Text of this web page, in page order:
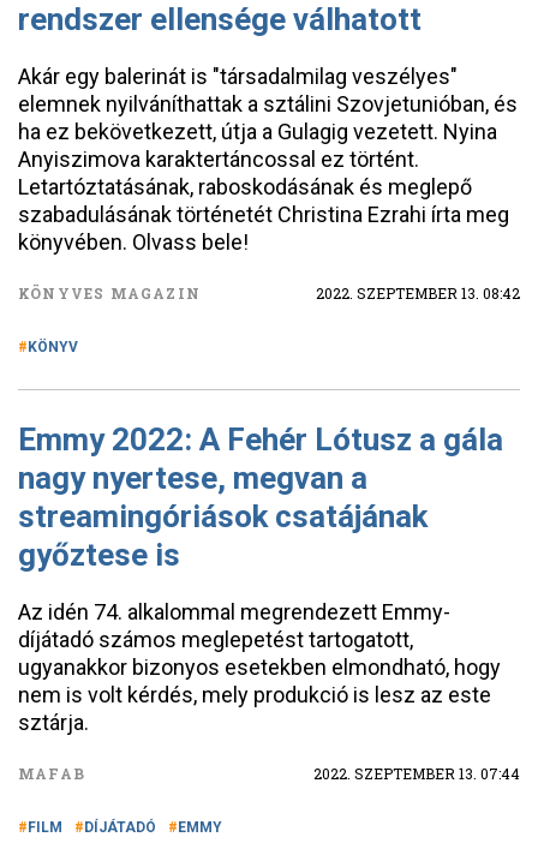
rendszer ellensége válhatott
Akár egy balerinát is "társadalmilag veszélyes"
elemnek nyilváníthattak a sztálini Szovjetunióban, és
ha ez bekövetkezett, útja a Gulagig vezetett. Nyina
Anyiszimova karaktertáncossal ez történt.
Letartóztatásának, raboskodásának és meglepő
szabadulásának történetét Christina Ezrahi írta meg
könyvében. Olvass bele!
KÖNYVES MAGAZIN 2022. SZEPTEMBER 13. 08:42
KÖNYV
Emmy 2022: A Fehér Lótusz a gála
nagy nyertese, megvan a
streamingóriások csatájának
győztese is
Az idén 74. alkalommal megrendezett Emmy-
díjátadó számos meglepetést tartogatott,
ugyanakkor bizonyos esetekben elmondható, hogy
nem is volt kérdés, mely produkció is lesz az este
sztárja.
MAFAB 2022. SZEPTEMBER 13. 07:44
FILM DÍJÁTADÓ EMMY